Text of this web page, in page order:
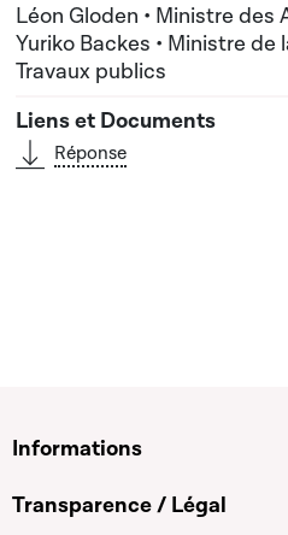
Léon Gloden • Ministre
Yuriko Backes • Ministre
Travaux publics
Réponse
Informations
Transparence / Légal